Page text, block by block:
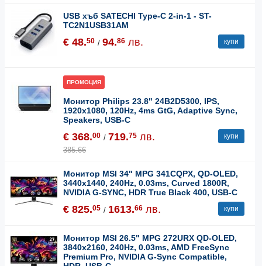
USB хъб SATECHI Type-C 2-in-1 - ST-
TC2N1USB31AM
€ 48.50 / 94.86 лв. купи
ПРОМОЦИЯ
Монитор Philips 23.8" 24B2D5300, IPS,
1920x1080, 120Hz, 4ms GtG, Adaptive Sync,
Speakers, USB-C
€ 368.00 / 719.75 лв.
385.66
купи
Монитор MSI 34" MPG 341CQPX, QD-OLED,
3440x1440, 240Hz, 0.03ms, Curved 1800R,
NVIDIA G-SYNC, HDR True Black 400, USB-C
€ 825.05 / 1613.66 лв. купи
Монитор MSI 26.5" MPG 272URX QD-OLED,
3840x2160, 240Hz, 0.03ms, AMD FreeSync
Premium Pro, NVIDIA G-Sync Compatible,